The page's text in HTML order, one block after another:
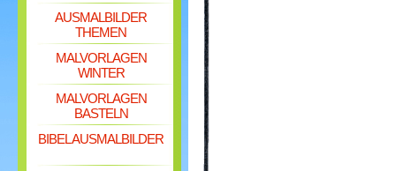
AUSMALBILDER
THEMEN
MALVORLAGEN
WINTER
MALVORLAGEN
BASTELN
BIBEL AUSMALBILDER